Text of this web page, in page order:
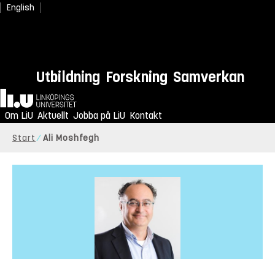
English
Utbildning Forskning Samverkan
Hem
Om LiU Aktuellt Jobba på LiU Kontakt
Start Ali Moshfegh